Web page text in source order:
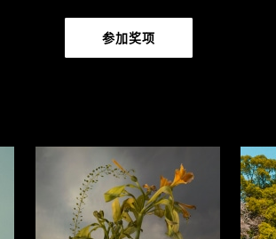
参加奖项